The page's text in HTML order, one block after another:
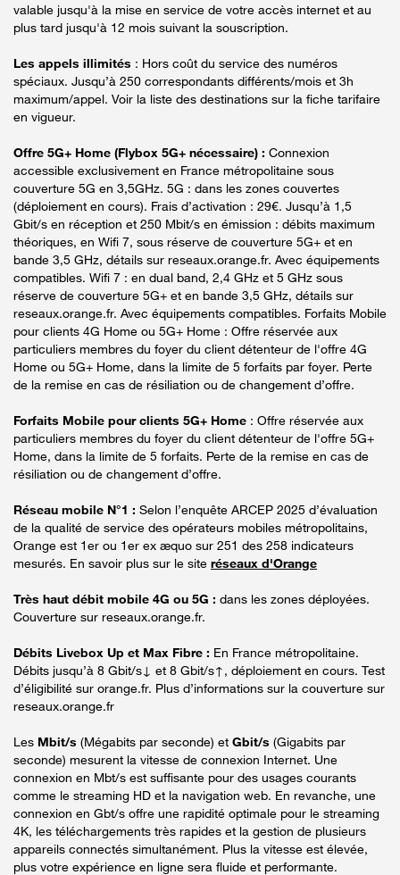
valable jusqu'à la mise en service de votre accès internet et au
plus tard jusqu'à 12 mois suivant la souscription.
Les appels illimités : Hors coût du service des numéros
spéciaux. Jusqu’à 250 correspondants différents/mois et 3h
maximum/appel. Voir la liste des destinations sur la fiche tarifaire
en vigueur.
Offre 5G+ Home (Flybox 5G+ nécessaire) : Connexion
accessible exclusivement en France métropolitaine sous
couverture 5G en 3,5GHz. 5G : dans les zones couvertes
(déploiement en cours). Frais d’activation : 29€. Jusqu’à 1,5
Gbit/s en réception et 250 Mbit/s en émission : débits maximum
théoriques, en Wifi 7, sous réserve de couverture 5G+ et en
bande 3,5 GHz, détails sur reseaux.orange.fr. Avec équipements
compatibles. Wifi 7 : en dual band, 2,4 GHz et 5 GHz sous
réserve de couverture 5G+ et en bande 3,5 GHz, détails sur
reseaux.orange.fr. Avec équipements compatibles. Forfaits Mobile
pour clients 4G Home ou 5G+ Home : Offre réservée aux
particuliers membres du foyer du client détenteur de l'offre 4G
Home ou 5G+ Home, dans la limite de 5 forfaits par foyer. Perte
de la remise en cas de résiliation ou de changement d’offre.
Forfaits Mobile pour clients 5G+ Home : Offre réservée aux
particuliers membres du foyer du client détenteur de l'offre 5G+
Home, dans la limite de 5 forfaits. Perte de la remise en cas de
résiliation ou de changement d’offre.
Réseau mobile N°1 : Selon l’enquête ARCEP 2025 d’évaluation
de la qualité de service des opérateurs mobiles métropolitains,
Orange est 1er ou 1er ex æquo sur 251 des 258 indicateurs
mesurés. En savoir plus sur le site réseaux d'Orange
Très haut débit mobile 4G ou 5G : dans les zones déployées.
Couverture sur reseaux.orange.fr.
Débits Livebox Up et Max Fibre : En France métropolitaine.
Débits jusqu’à 8 Gbit/s↓ et 8 Gbit/s↑, déploiement en cours. Test
d’éligibilité sur orange.fr. Plus d’informations sur la couverture sur
reseaux.orange.fr
Les Mbit/s (Mégabits par seconde) et Gbit/s (Gigabits par
seconde) mesurent la vitesse de connexion Internet. Une
connexion en Mbt/s est suffisante pour des usages courants
comme le streaming HD et la navigation web. En revanche, une
connexion en Gbt/s offre une rapidité optimale pour le streaming
4K, les téléchargements très rapides et la gestion de plusieurs
appareils connectés simultanément. Plus la vitesse est élevée,
plus votre expérience en ligne sera fluide et performante.